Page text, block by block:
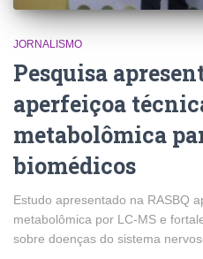
JORNALISMO
Pesquisa
aperfeiçoa
metabolômica
biomédicos
Estudo apresentado na RASBQ
metabolômica por LC-MS e
sobre doenças do sistema